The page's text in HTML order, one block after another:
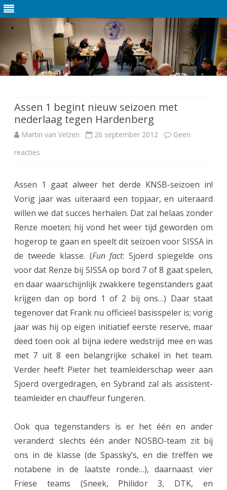
de
inhoud
Assen 1 begint nieuw seizoen met
nederlaag tegen Hardenberg
Martin van Velzen 26 september 2012
Geen
reacties
A
s
e
n
e
g
t
n
e
u
w
Assen 1 gaat alweer het derde KNSB-seizoen in!
Vorig jaar was uiteraard een topjaar, en uiteraard
willen we dat succes herhalen. Dat zal helaas zonder
Renze moeten; hij vond het weer tijd geworden om
hogerop te gaan en speelt dit seizoen voor SISSA in
de tweede klasse. (Fun fact: Sjoerd spiegelde ons
voor dat Renze bij SISSA op bord 7 of 8 gaat spelen,
en daar waarschijnlijk zwakkere tegenstanders gaat
krijgen dan op bord 1 of 2 bij ons…) Daar staat
tegenover dat Frank nu officieel basisspeler is; vorig
jaar was hij op eigen initiatief eerste reserve, maar
deed toen ook al bijna iedere wedstrijd mee en was
met 7 uit 8 een belangrijke schakel in het team.
Verder heeft Pieter het teamleiderschap weer aan
Sjoerd overgedragen, en Sybrand zal als assistent-
teamleider en chauffeur fungeren.
Ook qua tegenstanders is er het één en ander
veranderd: slechts één ander NOSBO-team zit bij
ons in de klasse (de Spassky’s, en die treffen we
notabene in de laatste ronde…), daarnaast vier
Friese teams (Sneek, Philidor 3, DTK, en